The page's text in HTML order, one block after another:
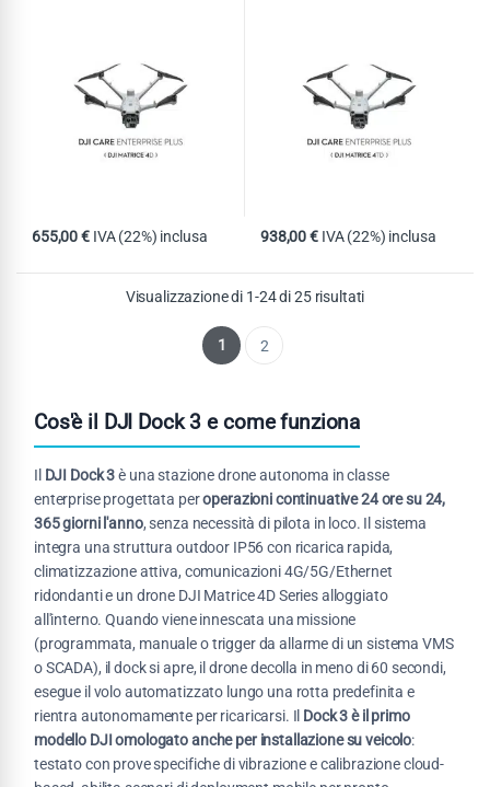
655,00€ IVA (22%) inclusa 938,00€ IVA (22%) inclusa
Visualizzazione di 1-24 di 25 risultati
1 2
Cos'è il DJI Dock 3 e come funziona
Il DJI Dock 3è una stazione drone autonoma in classe
enterprise progettata peroperazioni continuative 24 ore su 24,
365 giorni l'anno, senza necessità di pilota in loco. Il sistema
integra una struttura outdoor IP56 con ricarica rapida,
climatizzazione attiva, comunicazioni 4G/5G/Ethernet
ridondanti e un drone DJI Matrice 4D Series alloggiato
all'interno. Quando viene innescata una missione
(programmata, manuale o trigger da allarme di un sistema VMS
o SCADA), il dock si apre, il drone decolla in meno di 60 secondi,
esegue il volo automatizzato lungo una rotta predefinita e
rientra autonomamente per ricaricarsi. Il Dock 3 è il primo
modello DJI omologato anche per installazione su veicolo:
testato con prove specifiche di vibrazione e calibrazione cloud-